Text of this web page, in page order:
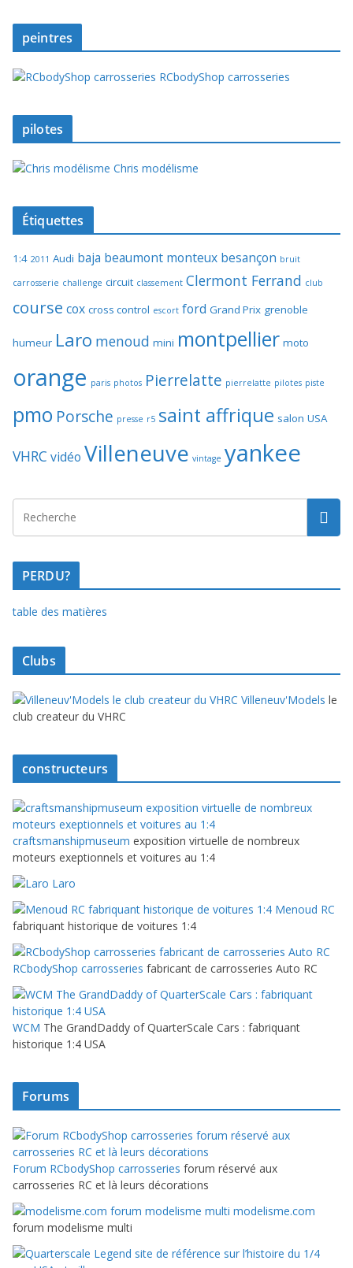
peintres
RCbodyShop carrosseries
pilotes
Chris modélisme
Étiquettes
1:4 2011 Audi baja beaumont monteux besançon bruit
carrosserie challenge circuit classement Clermont Ferrand club
course cox cross control escort ford Grand Prix grenoble
humeur Laro menoud mini montpellier moto
orange paris photos Pierrelatte pierrelatte pilotes piste
pmo Porsche presse r5 saint affrique salon USA
VHRC vidéo Villeneuve vintage yankee
PERDU?
table des matières
Clubs
Villeneuv'Models le
club createur du VHRC
constructeurs
craftsmanshipmuseum exposition virtuelle de nombreux
moteurs exeptionnels et voitures au 1:4
Laro
Menoud RC
fabriquant historique de voitures 1:4
RCbodyShop carrosseries fabricant de carrosseries Auto RC
WCM The GrandDaddy of QuarterScale Cars : fabriquant
historique 1:4 USA
Forums
Forum RCbodyShop carrosseries forum réservé aux
carrosseries RC et là leurs décorations
modelisme.com
forum modelisme multi